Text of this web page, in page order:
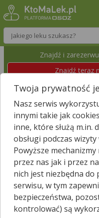
Wpisz nazwę leku
Znajdź i
Znajdź teraz
APTEKA SŁONECZNA
Mielec, Tytusa
Id apteki: 919 910
Niebawem otwieramy
Znajdź leki w okolicy i
Godziny otwarcia
Twoja prywatność
Nasz serwis
innymi takie jak
inne, które służą m.in.
obsługi podczas
Powyższe
przez nas jak i przez
nich jest niezbędna do
serwisu, w tym
bezpieczeństwa,
kontrolować) są